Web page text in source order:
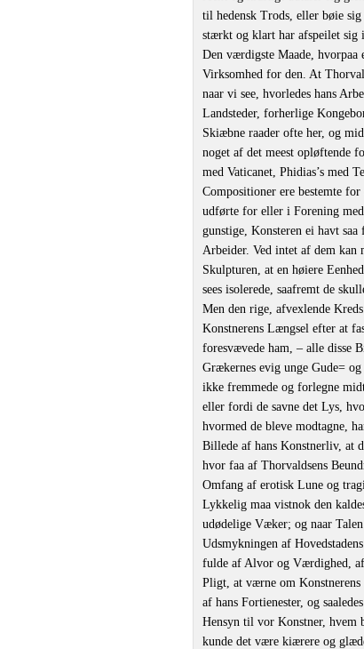
til hedensk Trods, eller bøie
stærkt og klart har afspeilet sig
Den værdigste Maade, hvorpaa
Virksomhed for den. At
naar vi see, hvorledes hans
Landsteder, forherlige
Skiæbne raader ofte her, og
noget af det meest opløftende
med Vaticanet, Phidias’s med
Compositioner ere bestemte
udførte for eller i Forening
gunstige, Konsteren ei havt
Arbeider. Ved intet af dem kan
Skulpturen, at en høiere
sees isolerede, saafremt de
Men den rige, afvexlende
Konstnerens Længsel efter at
foresvævede ham, – alle disse
Grækernes evig unge Gude=
ikke fremmede og forlegne
eller fordi de savne det Lys,
hvormed de bleve modtagne,
Billede af hans Konstnerliv, at
hvor faa af Thorvaldsens
Omfang af erotisk Lune og
Lykkelig maa vistnok den
udødelige Væker; og naar
Udsmykningen af
fulde af Alvor og Værdighed,
Pligt, at værne om
af hans Fortienester, og
Hensyn til vor Konstner, hvem
kunde det være kiærere og